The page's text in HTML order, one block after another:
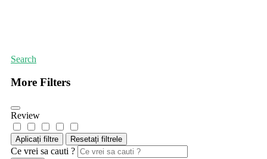
Search
More Filters
Review
Aplicați filtre Resetați filtrele
Ce vrei sa cauti ?